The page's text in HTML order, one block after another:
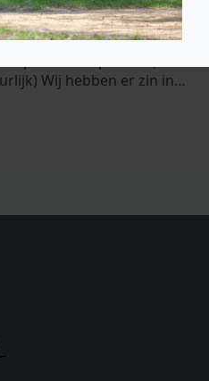
de goede
winnaar. Hij/zij mag
Wij hebben er zin in…